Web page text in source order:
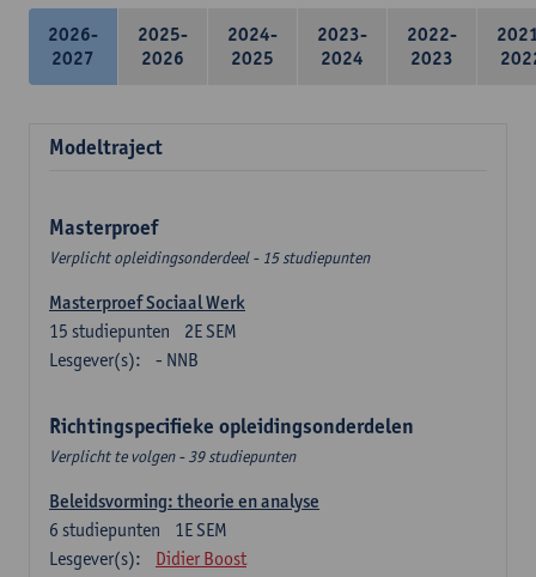
2026-
2027
2025-
2026
2024-
2025
2023-
2024
2022-
2023
Modeltraject
Masterproef
Verplicht opleidingsonderdeel - 15 studiepunten
Masterproef Sociaal Werk
2E SEM
15 studiepunten
Lesgever(s):
- NNB
Richtingspecifieke opleidingsonderdelen
Verplicht te volgen - 39 studiepunten
Beleidsvorming: theorie en analyse
1E SEM
6 studiepunten
Lesgever(s):
Didier Boost